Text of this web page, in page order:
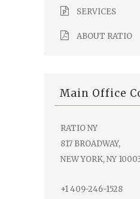
SERVICES
ABOUT RATIO
Main Office
RATIO NY
817 BROADWAY,
NEW YORK, NY
+1 409-246-1528